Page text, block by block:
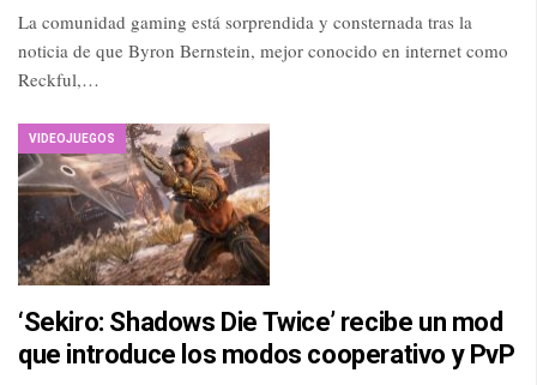
La comunidad gaming está sorprendida y consternada tras la
noticia de que Byron Bernstein, mejor conocido en internet como
Reckful,…
VIDEOJUEGOS
‘Sekiro: Shadows Die Twice’ recibe un mod
que introduce los modos cooperativo y PvP